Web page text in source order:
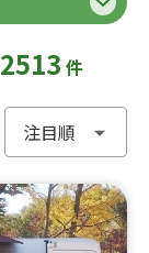
2513 件